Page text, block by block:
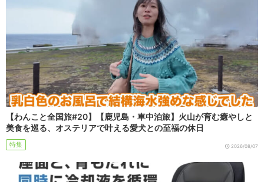
【わんこと全国旅#20】【鹿児島・車中泊旅】火山が育む癒やしと
美食を巡る、オステリアで叶える愛犬との至福の休日
特集 2026/08/07